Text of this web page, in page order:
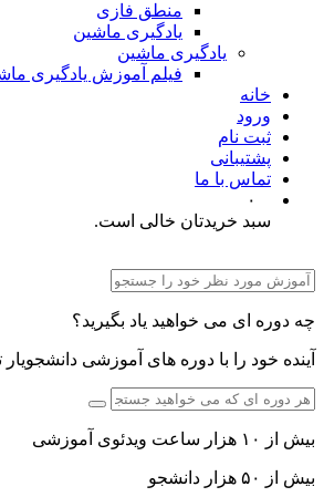
منطق فازی
یادگیری ماشین
یادگیری ماشین
فیلم آموزش یادگیری
خانه
ورود
ثبت نام
پشتیبانی
تماس با ما
۰
سبد خریدتان خالی است.
چه دوره ای می خواهید یاد بگیرید؟
آینده خود را با دوره های آموزشی
بیش از ۱۰ هزار ساعت ویدئوی آموزشی
بیش از ۵۰ هزار دانشجو